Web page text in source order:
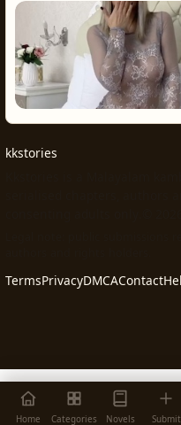
kkstories
TermsPrivacyDMCAContact
Home Categories Novels Submit